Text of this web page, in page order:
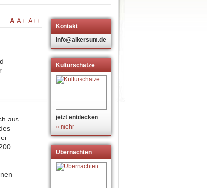
A A+ A++
aus
Kontakt
info@alkersum.de
Kulturschätze
jetzt entdecken
» mehr
Übernachten